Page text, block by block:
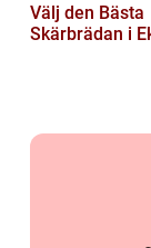
Välj den Bästa
Skärbrädan i